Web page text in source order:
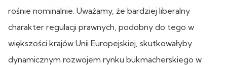
rośnie nominalnie. Uważamy, że bardziej liberalny
charakter regulacji prawnych, podobny do tego w
większości krajów Unii Europejskiej, skutkowałyby
dynamicznym rozwojem rynku bukmacherskiego w